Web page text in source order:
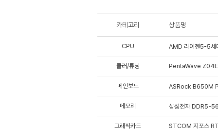
카테고리 상품명
CPU AMD 라이젠5-5세
쿨러/튜닝 PentaWave
메인보드 ASRock B650M
메모리 삼성전자 DDR5-
그래픽카드 STCOM 지포스